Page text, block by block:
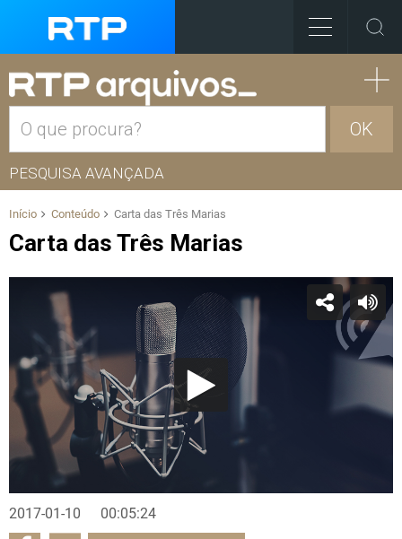
OK
PESQUISA AVANÇADA
Início Conteúdo Carta das Três Marias
Carta das Três Marias
2017-01-10 00:05:24